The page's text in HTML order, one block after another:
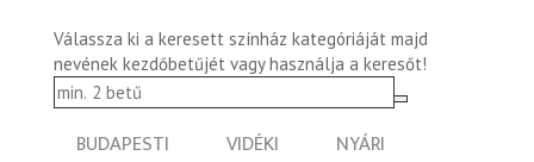
Válassza ki a keresett színház kategóriáját majd
nevének kezdőbetűjét vagy használja a keresőt!
BUDAPESTI VIDÉKI
NYÁRI